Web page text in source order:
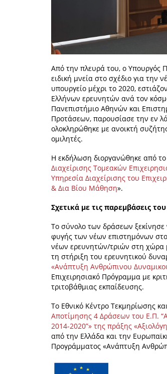
Από την πλευρά του, ο Υπουργός
ειδική μνεία στο σχέδιο για την
υπουργείο μέχρι το 2020,
Ελλήνων ερευνητών ανά τον
Πανεπιστήμιο Αθηνών και
Προτάσεων, παρουσίασε την εν
ολοκληρώθηκε με ανοικτή
ομιλητές.
Η εκδήλωση διοργανώθηκε από το
Διαχείρισης Τομεακών
Υπηρεσία Διαχείρισης του
& Δια Βίου Μάθηση».
Σχετικά με τις παρεμβάσεις
Το σύνολο των δράσεων ξεκίνησε
φυγής των νέων επιστημόνων στο
νέων ερευνητών/τριών στη χώρα
τη στήριξη του ερευνητικού
«Ανάπτυξη Ανθρώπινου
Επιχειρησιακό Πρόγραμμα με
τριτοβάθμιας εκπαίδευσης.
To Εθνικό Κέντρο Τεκμηρίωσης
Αποτίμησης 4 Δράσεων του Ε.Π.
2014-2020”» της πράξης
από την Ελλάδα και την
Προγράμματος «Ανάπτυξη